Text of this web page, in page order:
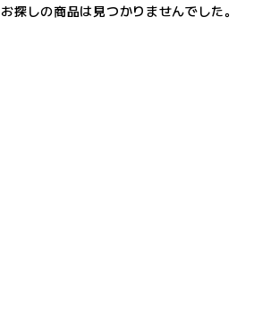
お探しの商品は見つかりませんでした。